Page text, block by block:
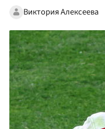
Виктория Алексеева